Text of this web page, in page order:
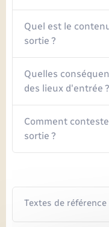
Transports
Voirie et espace
Quel est le
sortie ?
Quelles
des lieux d'entrée ?
Comment
sortie ?
Textes de référence